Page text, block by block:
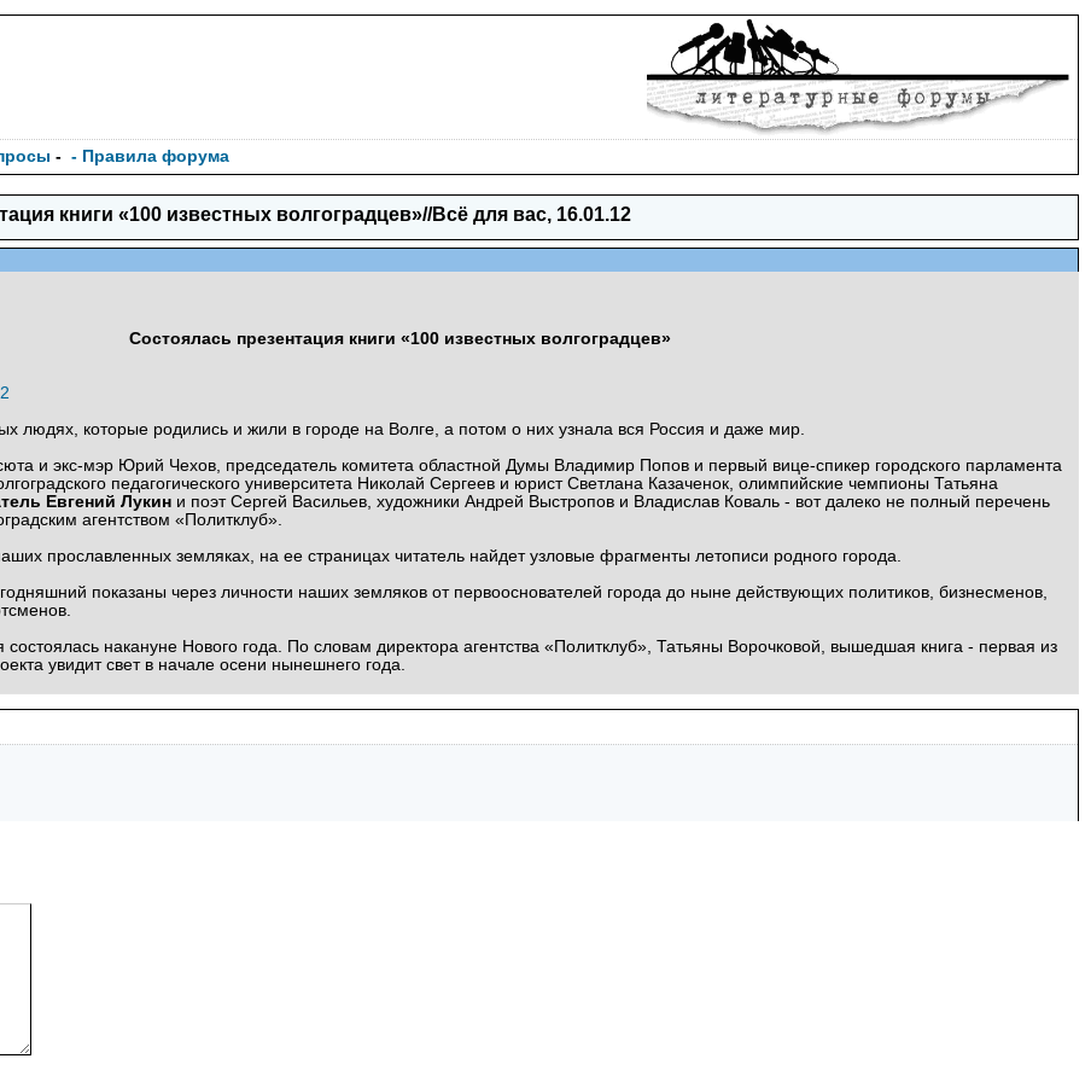
- - Правила форума
книги «100 известных волгоградцев»//Всё для вас, 16.01.12
Состоялась презентация книги «100 известных волгоградцев»
людях, которые родились и жили в городе на Волге, а потом о них узнала вся Россия и даже мир.
и экс-мэр Юрий Чехов, председатель комитета областной Думы Владимир Попов и первый вице-спикер городского парламента
педагогического университета Николай Сергеев и юрист Светлана Казаченок, олимпийские чемпионы Татьяна
Евгений Лукин и поэт Сергей Васильев, художники Андрей Выстропов и Владислав Коваль - вот далеко не полный перечень
агентством «Политклуб».
прославленных земляках, на ее страницах читатель найдет узловые фрагменты летописи родного города.
показаны через личности наших земляков от первооснователей города до ныне действующих политиков, бизнесменов,
состоялась накануне Нового года. По словам директора агентства «Политклуб», Татьяны Ворочковой, вышедшая книга - первая из
увидит свет в начале осени нынешнего года.